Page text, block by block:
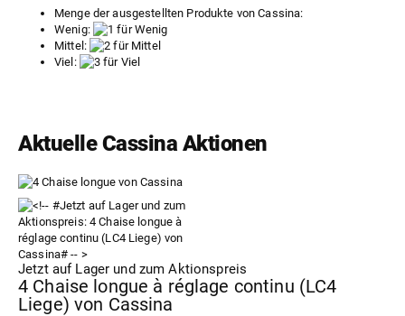
Menge der ausgestellten Produkte von Cassina:
Wenig:
Mittel:
Viel:
Aktuelle Cassina Aktionen
Jetzt auf Lager und zum Aktionspreis
4 Chaise longue à réglage continu (LC4
Liege) von Cassina